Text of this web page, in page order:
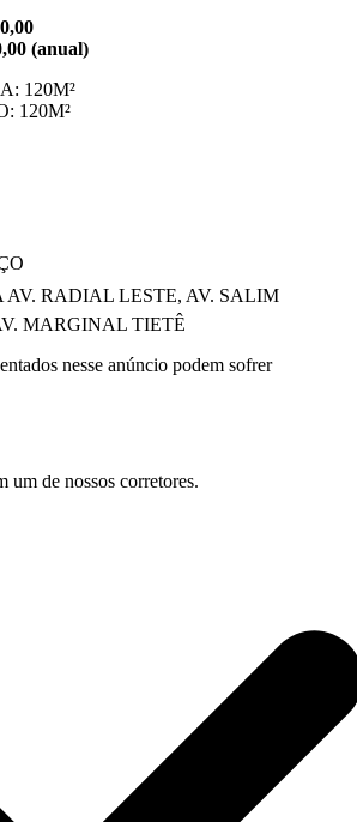
(anual)
120M²
120M²
RADIAL LESTE, AV. SALIM
MARGINAL TIETÊ
nesse anúncio podem sofrer
um de nossos corretores.